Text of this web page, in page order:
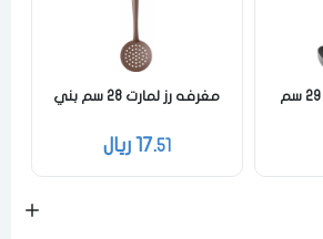
مغرفه حساء لمارت 29 سم
مغرفه رز لمارت 28 سم بني
17.51 ريال